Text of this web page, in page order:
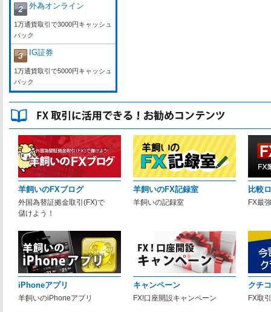
外為オンライン
1万通貨取引で3000円キャッシュ
バック
IG証券
1万通貨取引で5000円キャッシュ
バック
羊飼いのFXブログ
外国為替証拠金取引(FX)で
儲けよう！
羊飼いのFX記録室
羊飼いの記録室
比較
FX最
iPhoneアプリ
羊飼いのiPhoneアプリ
キャンペーン
FX!口座開設キャンペーン
クチ
FX取